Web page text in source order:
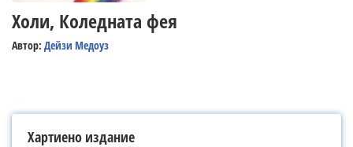
Холи, Коледната фея
Автор: Дейзи Медоуз
Хартиено издание